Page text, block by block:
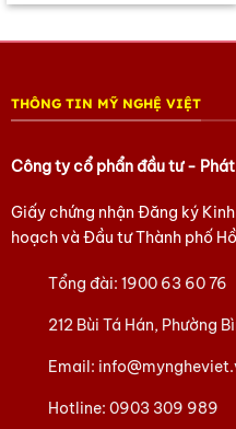
THÔNG TIN MỸ NGHỆ VIỆT
Công ty cổ phẩn đầu tư -
Giấy chứng nhận Đăng ký
hoạch và Đầu tư Thành phố
Tổng đài:1900 63 60 76
212 Bùi Tá Hán, Phường
Email:
Hotline:0903 309 989